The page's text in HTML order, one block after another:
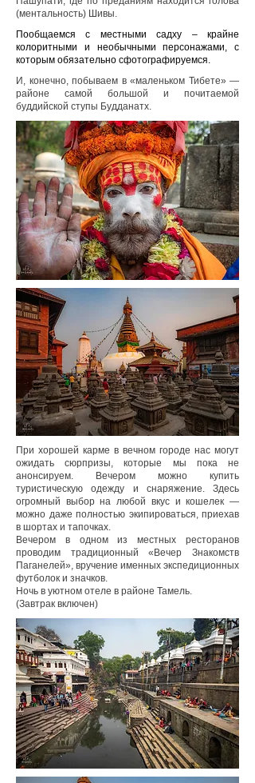
(ментальность) Шивы.
Пообщаемся с местными садху – крайне
колоритными и необычными персонажами, с
которым обязательно сфотографируемся.
И, конечно, побываем в «маленьком Тибете» —
районе самой большой и почитаемой
буддийской ступы Будданатх.
При хорошей карме в вечном городе нас могут
ожидать сюрпризы, которые мы пока не
анонсируем. Вечером можно купить
туристическую одежду и снаряжение. Здесь
огромный выбор на любой вкус и кошелек —
можно даже полностью экипироваться, приехав
в шортах и тапочках.
Вечером в одном из местных ресторанов
проводим традиционный «Вечер Знакомств
Паганелей», вручение именных экспедиционных
футболок и значков.
Ночь в уютном отеле в районе Тамель.
(Завтрак включен)